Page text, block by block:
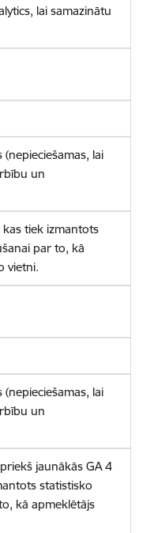
lai samazinātu
lai
un
tiek izmantots
par to, kā
vietni.
lai
un
jaunākās GA 4
statistisko
kā apmeklētājs